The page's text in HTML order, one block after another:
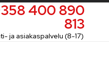
400 890
813
ja asiakaspalvelu (8-17)